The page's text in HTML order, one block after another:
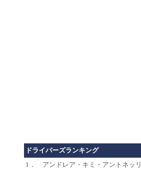
ドライバーズランキング
1．
アンドレア・キミ・アントネッリ